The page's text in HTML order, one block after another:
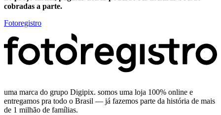
cobradas a parte.
Fotoregistro
uma marca do grupo Digipix. somos uma loja 100% online e
entregamos pra todo o Brasil — já fazemos parte da história de mais
de 1 milhão de famílias.